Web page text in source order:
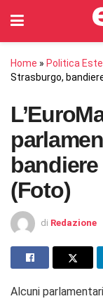
Home » Politica
Strasburgo,
bandiere
(Foto)
di Redazione
Alcuni